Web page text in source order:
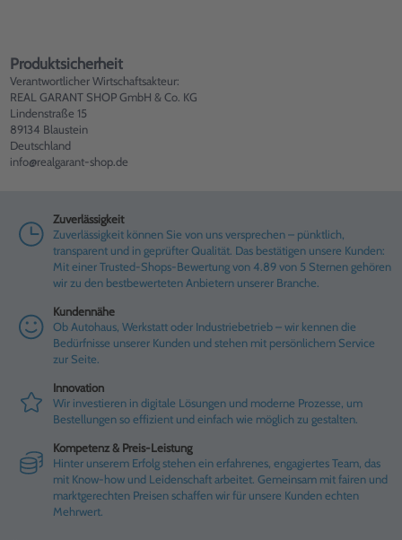
Produktsicherheit
Verantwortlicher Wirtschaftsakteur:
REAL GARANT SHOP GmbH & Co. KG
Lindenstraße 15
89134 Blaustein
Deutschland
info@realgarant-shop.de
Zuverlässigkeit
Zuverlässigkeit können Sie von uns versprechen – pünktlich,
transparent und in geprüfter Qualität. Das bestätigen unsere Kunden:
Mit einer Trusted-Shops-Bewertung von 4.89 von 5 Sternen gehören
wir zu den bestbewerteten Anbietern unserer Branche.
Kundennähe
Ob Autohaus, Werkstatt oder Industriebetrieb – wir kennen die
Bedürfnisse unserer Kunden und stehen mit persönlichem Service
zur Seite.
Innovation
Wir investieren in digitale Lösungen und moderne Prozesse, um
Bestellungen so effizient und einfach wie möglich zu gestalten.
Kompetenz & Preis-Leistung
Hinter unserem Erfolg stehen ein erfahrenes, engagiertes Team, das
mit Know-how und Leidenschaft arbeitet. Gemeinsam mit fairen und
marktgerechten Preisen schaffen wir für unsere Kunden echten
Mehrwert.